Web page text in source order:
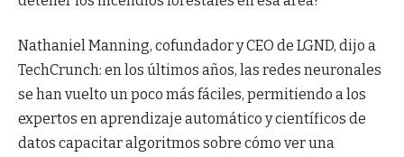
Nathaniel Manning, cofundador y CEO de LGND, dijo a
TechCrunch: en los últimos años, las redes neuronales
se han vuelto un poco más fáciles, permitiendo a los
expertos en aprendizaje automático y científicos de
datos capacitar algoritmos sobre cómo ver una